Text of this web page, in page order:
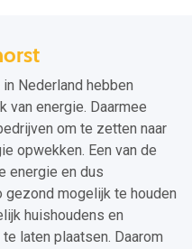
Nederland hebben
van energie. Daarmee
om te zetten naar
opwekken. Een van de
energie en dus
gezond mogelijk te houden
huishoudens en
laten plaatsen. Daarom